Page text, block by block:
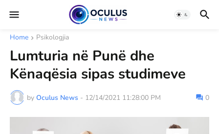
Home Psikologjia
Lumturia në Punë dhe
Kënaqësia sipas studimeve
by Oculus News - 12/14/2021 11:28:00 PM 0